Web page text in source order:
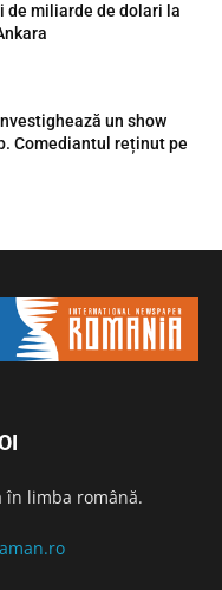
de miliarde de dolari la
un show
Comediantul reținut pe
în limba română.